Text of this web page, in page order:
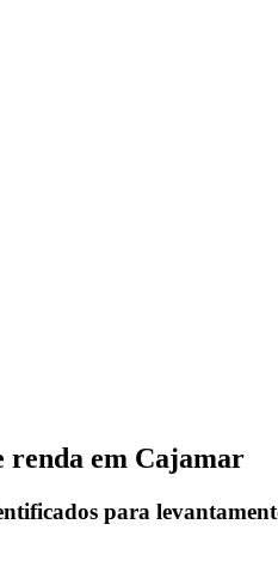
renda em Cajamar
para